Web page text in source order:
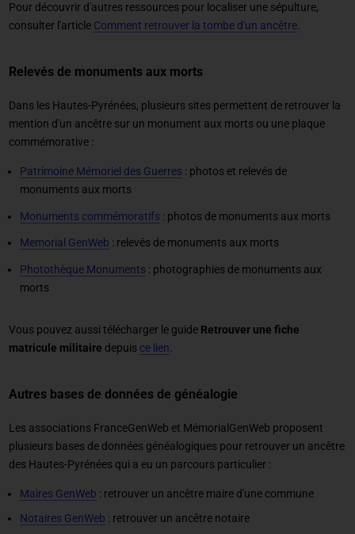
Pour découvrir d'autres ressources pour localiser une sépulture,
consulter l'article Comment retrouver la tombe d'un ancêtre.
Relevés de monuments aux morts
Dans les Hautes-Pyrénées, plusieurs sites permettent de retrouver la
mention d'un ancêtre sur un monument aux morts ou une plaque
commémorative :
Patrimoine Mémoriel des Guerres : photos et relevés de
monuments aux morts
Monuments commémoratifs : photos de monuments aux morts
Memorial GenWeb : relevés de monuments aux morts
Photothèque Monuments : photographies de monuments aux
morts
Vous pouvez aussi télécharger le guide Retrouver une fiche
matricule militaire depuis ce lien.
Autres bases de données de généalogie
Les associations FranceGenWeb et MémorialGenWeb proposent
plusieurs bases de données généalogiques pour retrouver un ancêtre
des Hautes-Pyrénées qui a eu un parcours particulier :
Maires GenWeb : retrouver un ancêtre maire d'une commune
Notaires GenWeb : retrouver un ancêtre notaire